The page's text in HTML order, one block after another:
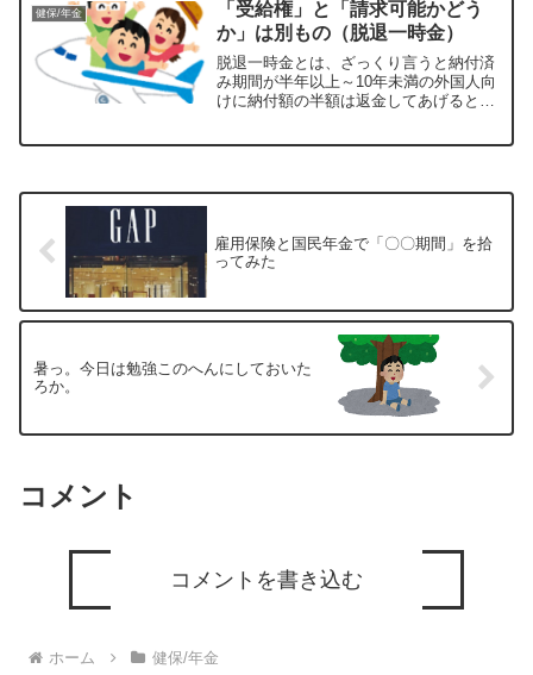
健保/年金
「受給権」と「請求可能かどう
か」は別もの（脱退一時金）
脱退一時金とは、ざっくり言うと納付済
み期間が半年以上～10年未満の外国人向
けに納付額の半額は返金してあげるとい
雇用保険と国民年金で「〇〇期間」を拾
ってみた
暑っ。今日は勉強このへんにしておいた
ろか。
コメント
コメントを書き込む
ホーム 健保/年金